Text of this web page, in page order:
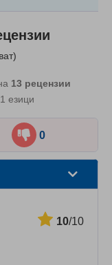
13 рецензии
езици
0
10/10